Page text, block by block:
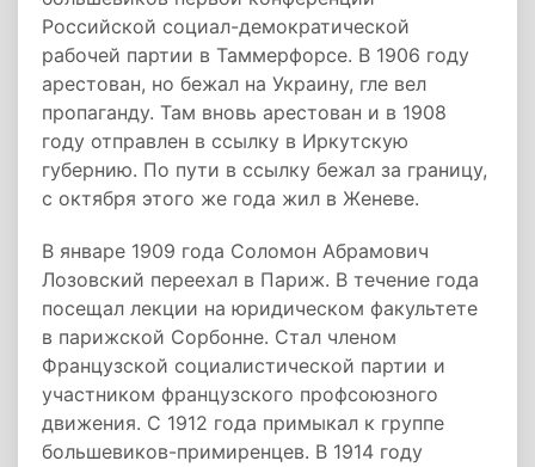
Российской социал-демократической
рабочей партии в Таммерфорсе. В 1906 году
арестован, но бежал на Украину, гле вел
пропаганду. Там вновь арестован и в 1908
году отправлен в ссылку в Иркутскую
губернию. По пути в ссылку бежал за границу,
с октября этого же года жил в Женеве.
В январе 1909 года Соломон Абрамович
Лозовский переехал в Париж. В течение года
посещал лекции на юридическом факультете
в парижской Сорбонне. Стал членом
Французской социалистической партии и
участником французского профсоюзного
движения. С 1912 года примыкал к группе
большевиков-примиренцев. В 1914 году